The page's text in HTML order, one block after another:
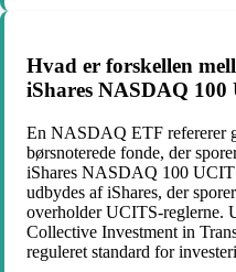
Hvad er forskellen
iShares NASDAQ
En NASDAQ ETF refererer
børsnoterede fonde, der
iShares NASDAQ 100
udbydes af iShares, der
overholder UCITS-reglerne.
Collective Investment in
reguleret standard for